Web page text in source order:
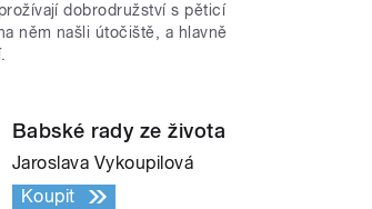
dobrodružství s pěticí
něm našli útočiště, a hlavně
Babské rady ze života
Jaroslava Vykoupilová
Koupit